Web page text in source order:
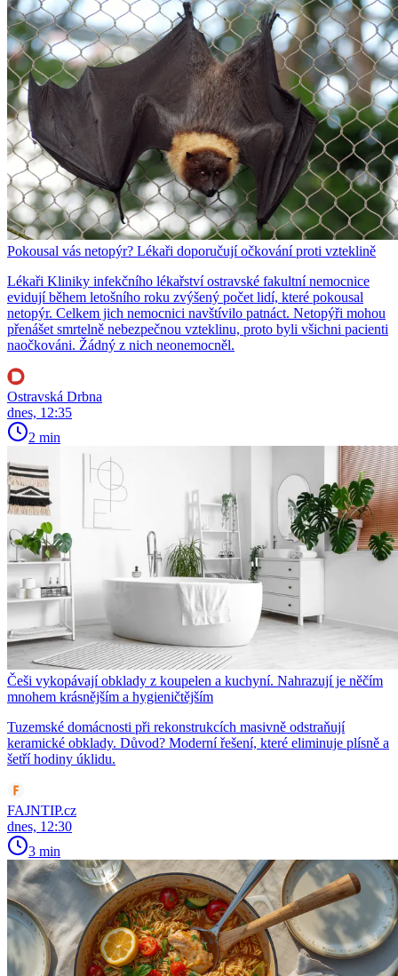
Pokousal vás netopýr? Lékaři doporučují očkování proti vzteklině
Lékaři Kliniky infekčního lékařství ostravské fakultní nemocnice
evidují během letošního roku zvýšený počet lidí, které pokousal
netopýr. Celkem jich nemocnici navštívilo patnáct. Netopýři mohou
přenášet smrtelně nebezpečnou vzteklinu, proto byli všichni pacienti
naočkováni. Žádný z nich neonemocněl.
Ostravská Drbna
dnes, 12:35
2 min
Češi vykopávají obklady z koupelen a kuchyní. Nahrazují je něčím
mnohem krásnějším a hygieničtějším
Tuzemské domácnosti při rekonstrukcích masivně odstraňují
keramické obklady. Důvod? Moderní řešení, které eliminuje plísně a
šetří hodiny úklidu.
FAJNTIP.cz
dnes, 12:30
3 min